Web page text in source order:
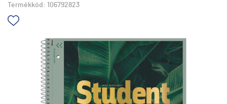
Termékkód: 106792823